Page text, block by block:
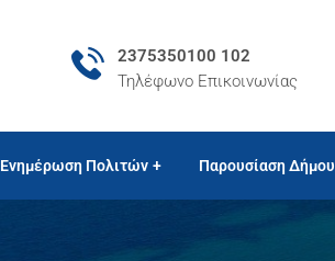
2375350100 102
Τηλέφωνο Επικοινωνίας
Ενημέρωση Πολιτών Παρουσίαση Δήμου